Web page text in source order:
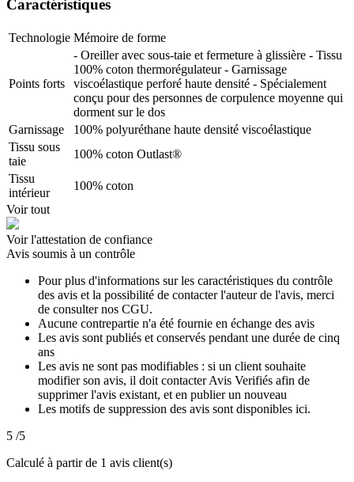
Caractéristiques
Technologie Mémoire de forme
Points forts
- Oreiller avec sous-taie et fermeture à glissière - Tissu
100% coton thermorégulateur - Garnissage
viscoélastique perforé haute densité - Spécialement
conçu pour des personnes de corpulence moyenne qui
dorment sur le dos
Garnissage
100% polyuréthane haute densité viscoélastique
Tissu sous
taie
100% coton Outlast®
Tissu
intérieur
100% coton
Voir tout
Voir l'attestation de confiance
Avis soumis à un contrôle
Pour plus d'informations sur les caractéristiques du contrôle
des avis et la possibilité de contacter l'auteur de l'avis, merci
de consulter nos CGU.
Aucune contrepartie n'a été fournie en échange des avis
Les avis sont publiés et conservés pendant une durée de cinq
ans
Les avis ne sont pas modifiables : si un client souhaite
modifier son avis, il doit contacter Avis Verifiés afin de
supprimer l'avis existant, et en publier un nouveau
Les motifs de suppression des avis sont disponibles ici.
5 /5
Calculé à partir de 1 avis client(s)